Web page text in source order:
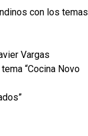
con los temas
Vargas
“Cocina Novo